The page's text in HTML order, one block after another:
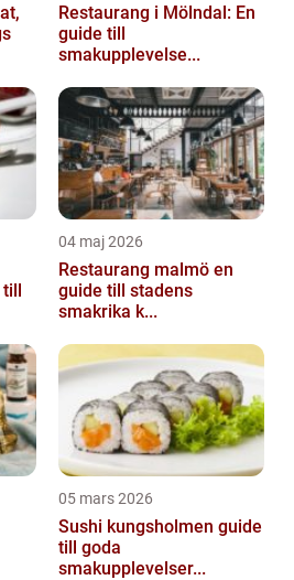
Restaurang i Mölndal: En
guide till
smakupplevelse...
till
04 maj 2026
Restaurang malmö en
guide till stadens
smakrika k...
05 mars 2026
Sushi kungsholmen guide
till goda
smakupplevelser...